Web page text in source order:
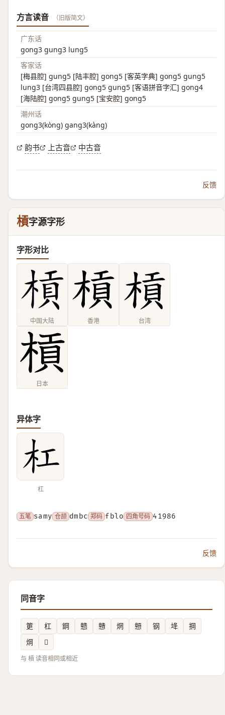
方言读音 （旧版简文）
广东话
gong3 gung3 lung5
客家话
[梅县腔] gung5 [陆丰腔] gong5 [客英字典] gong5 gung5
lung3 [台湾四县腔] gong5 gung5 [客语拼音字汇] gong4
[海陆腔] gong5 gung5 [宝安腔] gong5
潮州话
gong3(kòng) gang3(kàng)
韵书 上古音 中古音
反馈
槓字源字形
字形对比
中国大陆 香港 台湾
日本
异体字
杠
五笔 samy 仓颉 dmbc 郑码 fblo 四角号码 41986
反馈
同音字
筻 杠 鋼 戆 戇 焹 戅 钢 鿍
掆
焵
𱓳
与 槓 读音相同或相近